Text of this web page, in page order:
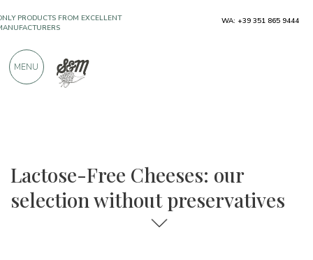
Lactose-Free Cheeses: our
selection without preservatives
PRODUCTS FROM EXCELLENT
900 POSITIVE REVIEWS
WA: +39 351 865 9444
MENU